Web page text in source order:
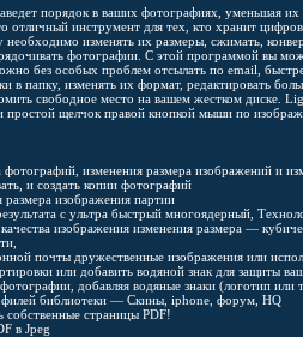
порядок в ваших фотографиях, уменьшая
отличный инструмент для тех, кто хранит
изменять их размеры, сжимать,
фотографии. С этой программой вы
без особых проблем отсылать по email,
в папку, изменять их формат, редактировать
свободное место на вашем жестком диске.
простой щелчок правой кнопкой мыши по
изменения размера изображений и
и создать копии фотографий
изображения партии
с ультра быстрый многоядерный,
изображения изменения размера —
почты дружественные изображения или
или добавить водяной знак для защиты
добавляя водяные знаки (логотип или
библиотеки — Скины, iphone, форум, HQ
страницы PDF!
в Jpeg